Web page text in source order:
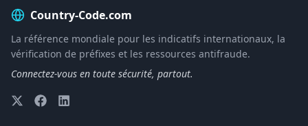
Country-Code.com
La référence mondiale pour les indicatifs internationaux, la
vérification de préfixes et les ressources antifraude.
Connectez-vous en toute sécurité, partout.